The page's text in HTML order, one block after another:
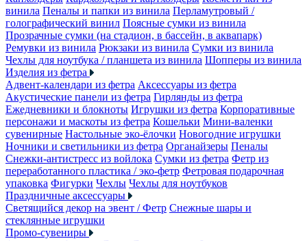
винила Пеналы и папки из винила Перламутровый /
голографический винил Поясные сумки из винила
Прозрачные сумки (на стадион, в бассейн, в аквапарк)
Ремувки из винила Рюкзаки из винила Сумки из винила
Чехлы для ноутбука / планшета из винила Шопперы из винила
Изделия из фетра
Адвент-календари из фетра Аксессуары из фетра
Акустические панели из фетра Гирлянды из фетра
Ежедневники и блокноты Игрушки из фетра Корпоративные
персонажи и маскоты из фетра Кошельки Мини-валенки
сувенирные Настольные эко-ёлочки Новогодние игрушки
Ночники и светильники из фетра Органайзеры Пеналы
Снежки-антистресс из войлока Сумки из фетра Фетр из
переработанного пластика / эко-фетр Фетровая подарочная
упаковка Фигурки Чехлы Чехлы для ноутбуков
Праздничные аксессуары
Светящийся декор на эвент / Фетр Снежные шары и
стеклянные игрушки
Промо-сувениры